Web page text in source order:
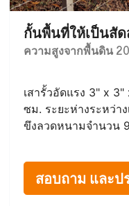
กั้นพื้นที่ให้เป็นสั
ความสูงจากพื้นดิน
เสารั้วอัดแรง 3" x
ซม. ระยะห่างระหว่า
ขึงลวดหนามจำนวน
สอบถาม และป